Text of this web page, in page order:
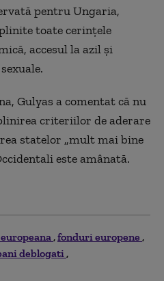
pentru Ungaria,
toate cerinţele
accesul la azil şi
Gulyas a comentat că nu
criteriilor de aderare
statelor „mult mai bine
este amânată.
fonduri europene
deblogati